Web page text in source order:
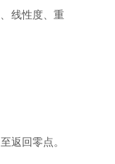
线性度、重
返回零点。